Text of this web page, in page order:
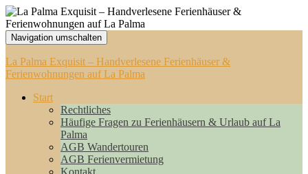
Navigation umschalten
La Palma Exquisit – Handverlesene Ferienhäuser &
Ferienwohnungen auf La Palma
Start
Rechtliches
Häufige Fragen zu Ferienhäusern & Urlaub auf La
Palma
AGB Wandertouren
AGB Ferienvermietung
Kontakt